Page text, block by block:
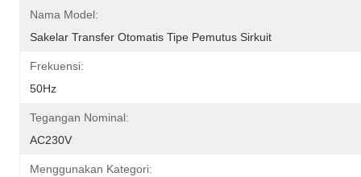
Nama Model:
Sakelar Transfer Otomatis Tipe Pemutus Sirkuit
Frekuensi:
50Hz
Tegangan Nominal:
AC230V
Menggunakan Kategori: